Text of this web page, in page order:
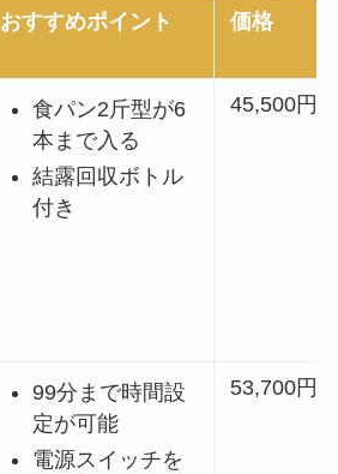
おすすめポイント 価格
食パン2斤型が6
本まで入る
結露回収ボトル
付き
45,500円
99分まで時間設
定が可能
電源スイッチを
53,700円